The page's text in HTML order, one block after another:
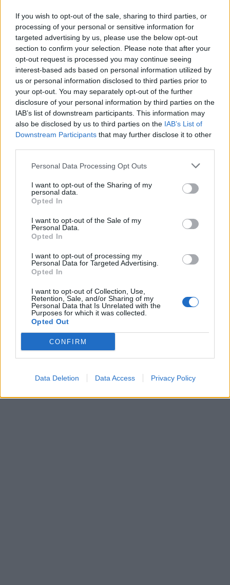
If you wish to opt-out of the sale, sharing to third parties, or
processing of your personal or sensitive information for
targeted advertising by us, please use the below opt-out
section to confirm your selection. Please note that after your
opt-out request is processed you may continue seeing
interest-based ads based on personal information utilized by
us or personal information disclosed to third parties prior to
your opt-out. You may separately opt-out of the further
disclosure of your personal information by third parties on the
IAB’s list of downstream participants. This information may
also be disclosed by us to third parties on the IAB’s List of
Downstream Participants that may further disclose it to other
Personal Data Processing Opt Outs
I want to opt-out of the Sharing of my
personal data.
Opted In
I want to opt-out of the Sale of my
Personal Data.
Opted In
I want to opt-out of processing my
Personal Data for Targeted Advertising.
Opted In
I want to opt-out of Collection, Use,
Retention, Sale, and/or Sharing of my
Personal Data that Is Unrelated with the
Purposes for which it was collected.
Opted Out
CONFIRM
Data Deletion Data Access Privacy Policy